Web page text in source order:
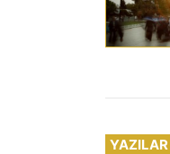
YAZILAR